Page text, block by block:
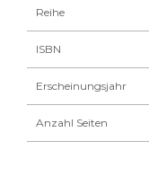
Reihe
ISBN
Erscheinungsjahr
Anzahl Seiten